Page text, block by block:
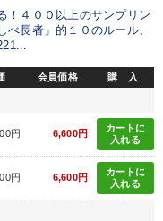
！４００以上のサンプリン
長者」的１０のルール、
会員価格 購 入
円 6,600円
カートに
入れる
円 6,600円
カートに
入れる